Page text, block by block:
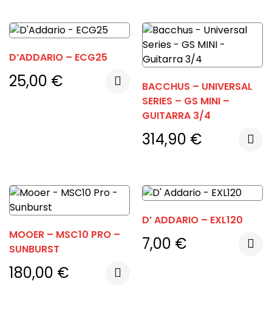
D’ADDARIO – ECG25
25,00 €
BACCHUS – UNIVERSAL
SERIES – GS MINI –
GUITARRA 3/4
314,90 €
MOOER – MSC10 PRO –
SUNBURST
180,00 €
D’ ADDARIO – EXL120
7,00 €